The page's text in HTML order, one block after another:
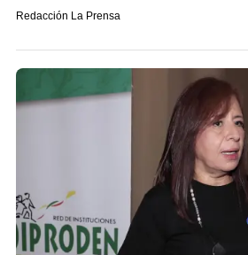
Redacción La Prensa